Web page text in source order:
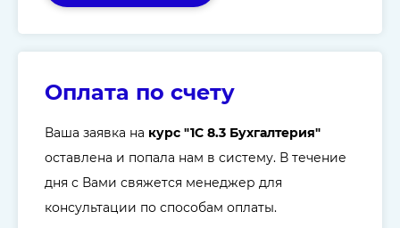
Оплата по счету
Ваша заявка на курс "1С 8.3 Бухгалтерия"
оставлена и попала нам в систему. В течение
дня с Вами свяжется менеджер для
консультации по способам оплаты.